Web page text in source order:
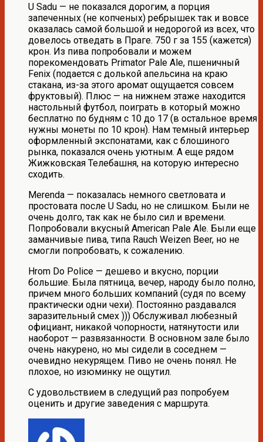
U Sadu — не показался дорогим, а порция
запеченных (не копченых) ребрышек так и вовсе
оказалась самой большой и недорогой из всех, что
довелось отведать в Праге. 750 г за 155 (кажется)
крон. Из пива попробовали и можем
порекомендовать Primator Pale Ale, пшеничный
Fenix (подается с долькой апельсина на краю
стакана, из-за этого аромат ощущается совсем
фруктовый). Плюс — на нижнем этаже находится
настольный футбол, поиграть в который можно
бесплатно по будням с 10 до 17 (в остальное время
нужны монеты по 10 крон). Нам темный интерьер
оформленный экспонатами, как с блошиного
рынка, показался очень уютным. А еще рядом
Жижковская Телебашня, на которую интересно
сходить.
Merenda — показалась немного светловата и
простовата после U Sadu, но не слишком. Были не
очень долго, так как не было сил и времени.
Попробовали вкусный American Pale Ale. Были еще
заманчивые пива, типа Rauch Weizen Beer, но не
смогли попробовать, к сожалению.
Hrom Do Police — дешево и вкусно, порции
большие. Была пятница, вечер, народу было полно,
причем много больших компаний (судя по всему
практически одни чехи). Постоянно раздавался
заразительный смех ))) Обслуживал любезный
официант, никакой чопорности, натянутости или
наоборот — развязанности. В основном зале было
очень накурено, но мы сидели в соседнем —
очевидно некурящем. Пиво не очень понял. Не
плохое, но изюминку не ощутил.
С удовольствием в следущий раз попробуем
оценить и другие заведения с маршрута.